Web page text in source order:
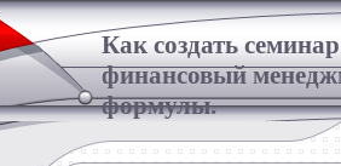
Как создать
финансовый
формулы.